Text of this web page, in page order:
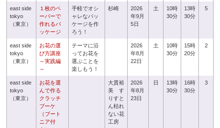
east side
tokyo
（東京）
１枚のペ
ーパーで
作れるパ
ッケージ
手軽でオシ
ャレなパッ
ケージを作
ろう！
杉崎
2026
年9月
5日
土
10時
30分
13時
30分
5
east side
tokyo
（東京）
お花の選
び方講座
～実践編
～
テーマに沿
ってお花を
選ぶことを
楽しもう！
2026
年8月
22日
土
10時
30分
15時
20分
2
east side
tokyo
（東京）
お花を選
んで作る
クラッチ
ブーケ
（ブート
ニア付
大貫裕
美 す
りすと
ん枯れ
ない花
工房
2026
年8月
23日
日
13時
30分
16時
30分
3